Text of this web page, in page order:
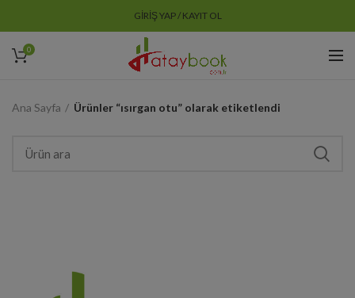
GIRIŞ YAP / KAYIT OL
0
Ana Sayfa Ürünler “ısırgan otu” olarak etiketlendi